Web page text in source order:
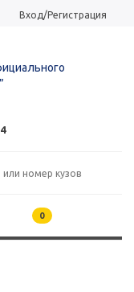
Вход/Регистрация
0